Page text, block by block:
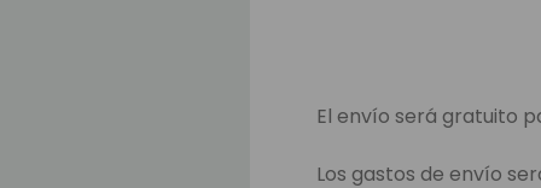
El envío será gratuito
Los gastos de envío